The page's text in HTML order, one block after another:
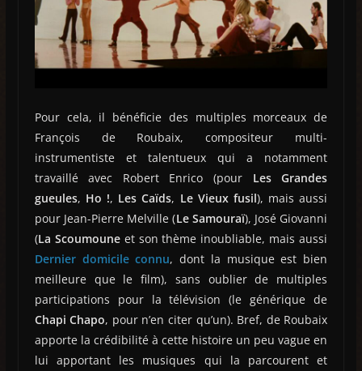
Pour cela, il bénéficie des multiples morceaux de
François de Roubaix, compositeur multi-
instrumentiste et talentueux qui a notamment
travaillé avec Robert Enrico (pour Les Grandes
gueules, Ho !, Les Caïds, Le Vieux fusil), mais aussi
pour Jean-Pierre Melville (Le Samouraï), José Giovanni
(La Scoumouneet son thème inoubliable, mais aussi
Dernier domicile connu, dont la musique est bien
meilleure que le film), sans oublier de multiples
participations pour la télévision (le générique de
Chapi Chapo, pour n’en citer qu’un). Bref, de Roubaix
apporte la crédibilité à cette histoire un peu vague en
lui apportant les musiques qui la parcourent et